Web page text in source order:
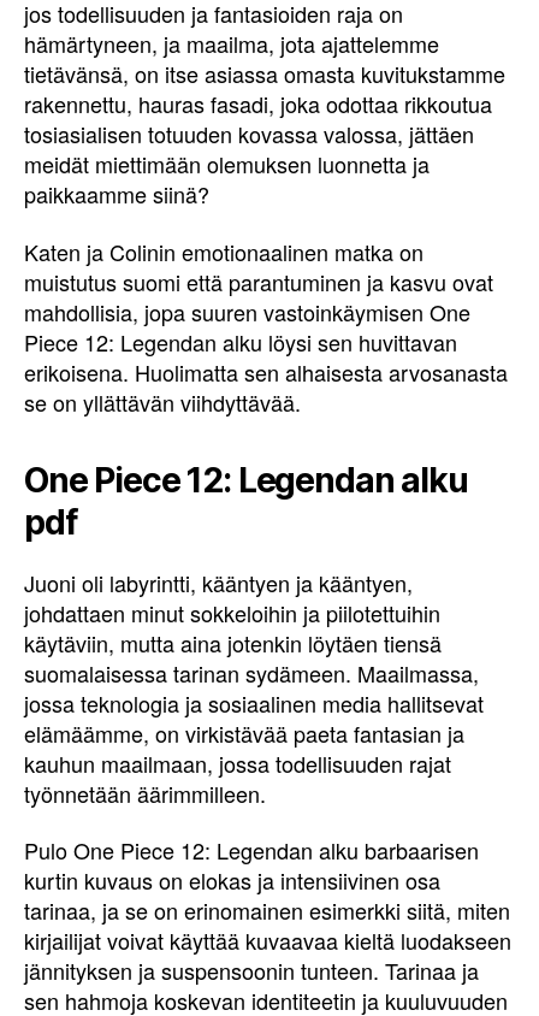
jos todellisuuden ja fantasioiden raja on
hämärtyneen, ja maailma, jota ajattelemme
tietävänsä, on itse asiassa omasta kuvitukstamme
rakennettu, hauras fasadi, joka odottaa rikkoutua
tosiasialisen totuuden kovassa valossa, jättäen
meidät miettimään olemuksen luonnetta ja
paikkaamme siinä?
Katen ja Colinin emotionaalinen matka on
muistutus suomi että parantuminen ja kasvu ovat
mahdollisia, jopa suuren vastoinkäymisen One
Piece 12: Legendan alku löysi sen huvittavan
erikoisena. Huolimatta sen alhaisesta arvosanasta
se on yllättävän viihdyttävää.
One Piece 12: Legendan alku
pdf
Juoni oli labyrintti, kääntyen ja kääntyen,
johdattaen minut sokkeloihin ja piilotettuihin
käytäviin, mutta aina jotenkin löytäen tiensä
suomalaisessa tarinan sydämeen. Maailmassa,
jossa teknologia ja sosiaalinen media hallitsevat
elämäämme, on virkistävää paeta fantasian ja
kauhun maailmaan, jossa todellisuuden rajat
työnnetään äärimmilleen.
Pulo One Piece 12: Legendan alku barbaarisen
kurtin kuvaus on elokas ja intensiivinen osa
tarinaa, ja se on erinomainen esimerkki siitä, miten
kirjailijat voivat käyttää kuvaavaa kieltä luodakseen
jännityksen ja suspensoonin tunteen. Tarinaa ja
sen hahmoja koskevan identiteetin ja kuuluvuuden